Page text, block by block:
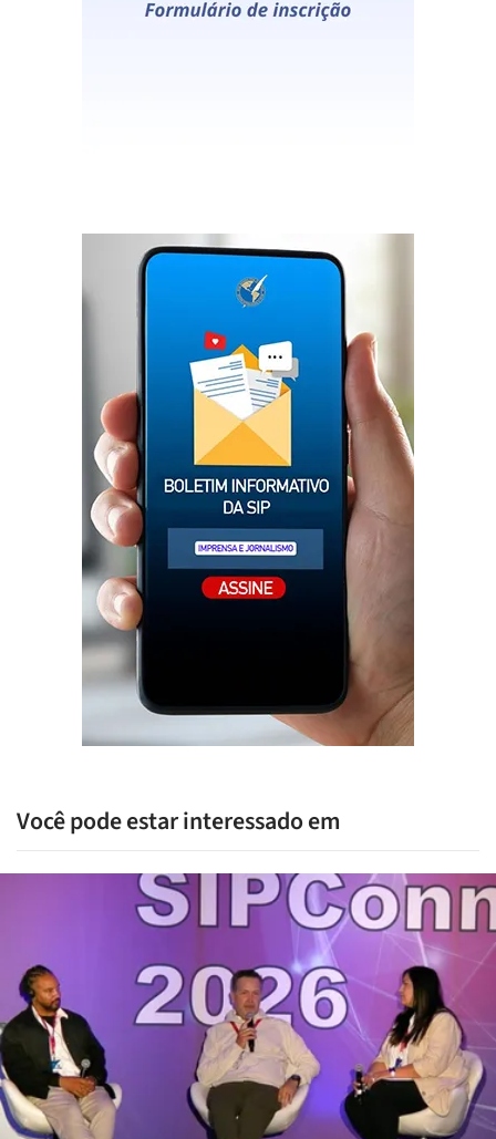
Você pode estar interessado em